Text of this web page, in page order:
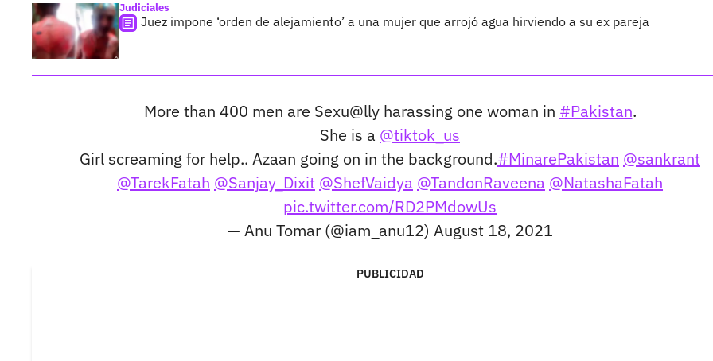
Judiciales
Juez impone ‘orden de alejamiento’ a una mujer que arrojó agua hirviendo a su ex pareja
More than 400 men are Sexu@lly harassing one woman in #Pakistan.
She is a @tiktok_us
Girl screaming for help.. Azaan going on in the background.#MinarePakistan @sankrant
@TarekFatah @Sanjay_Dixit @ShefVaidya @TandonRaveena @NatashaFatah
pic.twitter.com/RD2PMdowUs
— Anu Tomar (@iam_anu12) August 18, 2021
PUBLICIDAD